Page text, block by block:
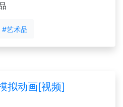
#艺术品
拟动画[视频]